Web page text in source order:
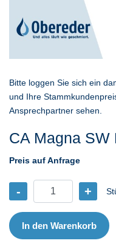
CA Magna SW
Preis auf Anfrage
CA
Magna
SW
D
- +
In den Warenkorb
Bitte loggen Sie sich ein
und Ihre
Ansprechpartner sehen.